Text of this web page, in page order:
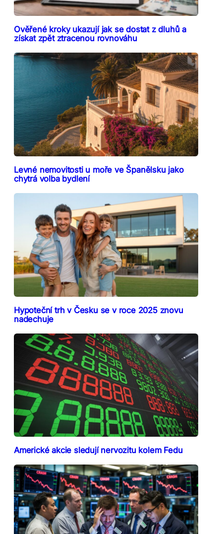
Ověřené kroky ukazují jak se dostat z dluhů a
získat zpět ztracenou rovnováhu
Levné nemovitosti u moře ve Španělsku jako
chytrá volba bydlení
Hypoteční trh v Česku se v roce 2025 znovu
nadechuje
Americké akcie sledují nervozitu kolem Fedu